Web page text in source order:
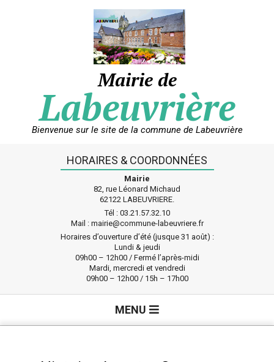
Mairie de
Labeuvrière
Bienvenue sur le site de la commune de Labeuvrière
HORAIRES & COORDONNÉES
Mairie
82, rue Léonard Michaud
62122 LABEUVRIERE.
Tél : 03.21.57.32.10
Mail : mairie@commune-labeuvriere.fr
Horaires d’ouverture d’été (jusque 31 août) :
Lundi & jeudi
09h00 – 12h00 / Fermé l’après-midi
Mardi, mercredi et vendredi
09h00 – 12h00 / 15h – 17h00
MENU